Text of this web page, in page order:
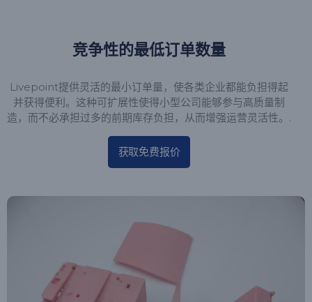
竞争性的最低订单数量
Livepoint提供灵活的最小订单量，使各类企业都能负担得起
并获得便利。这种可扩展性使得小型公司能够参与高质量制
造，而不必承担过多的前期库存负担，从而增强运营灵活性。.
获取免费报价